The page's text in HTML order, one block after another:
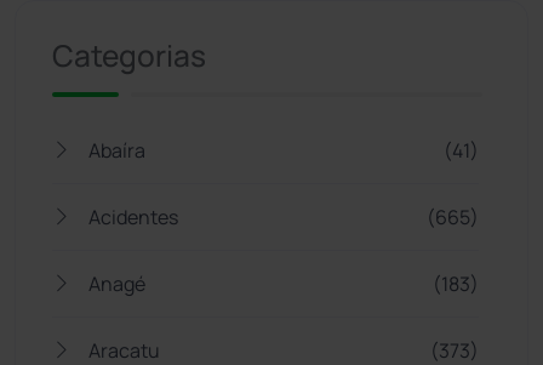
Categorias
Abaíra (41)
Acidentes (665)
Anagé (183)
Aracatu (373)